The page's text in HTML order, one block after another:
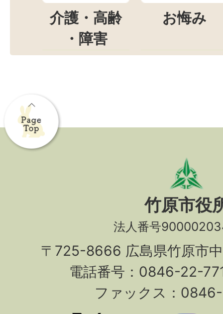
介護・高齢
・障害
お悔み
竹原市役
法人番号
〒725-8666 広島県竹原市
電話番号：0846-22-
ファックス：